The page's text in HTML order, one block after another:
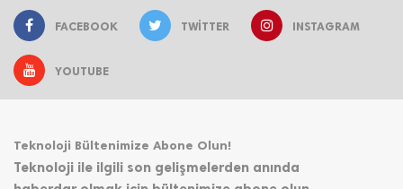
FACEBOOK TWITTER INSTAGRAM
YOUTUBE
Teknoloji Bültenimize Abone Olun!
Teknoloji ile ilgili son gelişmelerden anında